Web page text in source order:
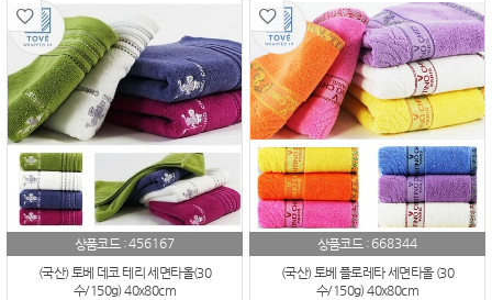
상품코드 :456167
(국산) 토베 데코 테리 세면타올(30
수/150g) 40x80cm
상품코드 : 668344
(국산) 토베 플로레타 세면타올 (30
수/150g) 40x80cm